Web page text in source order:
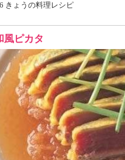
きょうの料理レシピ
風ピカタ